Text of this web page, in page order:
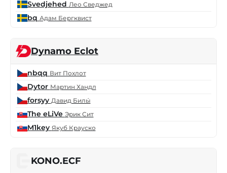
Svedjehed Лео Сведжед
bq Адам Бергквист
Dynamo Eclot
nbqq Вит Похлот
Dytor Мартин Хандл
forsyy Давид Билы́
The eLiVe Эрик Сит
M1key Якуб Крауско
KONO.ECF